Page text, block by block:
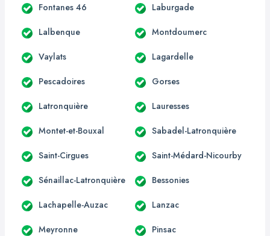
Fontanes 46 Laburgade
Lalbenque Montdoumerc
Vaylats Lagardelle
Pescadoires Gorses
Latronquière Lauresses
Montet-et-Bouxal Sabadel-Latronquière
Saint-Cirgues Saint-Médard-Nicourby
Sénaillac-Latronquière Bessonies
Lachapelle-Auzac Lanzac
Meyronne Pinsac